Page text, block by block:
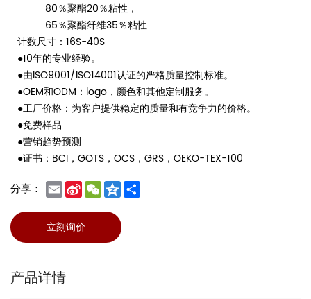
80％聚酯20％粘性，
65％聚酯纤维35％粘性
计数尺寸：16S-40S
●10年的专业经验。
●由ISO9001/ISO14001认证的严格质量控制标准。
●OEM和ODM：logo，颜色和其他定制服务。
●工厂价格：为客户提供稳定的质量和有竞争力的价格。
●免费样品
●营销趋势预测
●证书：BCI，GOTS，OCS，GRS，OEKO-TEX-100
分享： EmailSina
Weibo
WeChat
Qzone
立刻询价
产品详情